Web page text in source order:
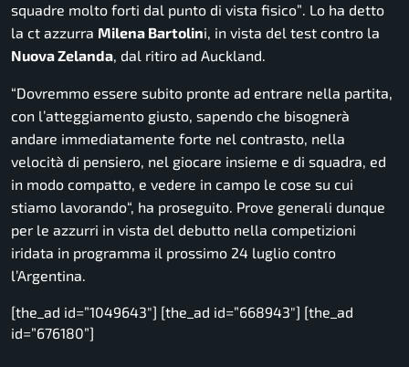
squadre molto forti dal punto di vista fisico”. Lo ha detto
la ct azzurra Milena Bartolini, in vista del test contro la
Nuova Zelanda, dal ritiro ad Auckland.
“Dovremmo essere subito pronte ad entrare nella partita,
con l’atteggiamento giusto, sapendo che bisognerà
andare immediatamente forte nel contrasto, nella
velocità di pensiero, nel giocare insieme e di squadra, ed
in modo compatto, e vedere in campo le cose su cui
stiamo lavorando“, ha proseguito. Prove generali dunque
per le azzurri in vista del debutto nella competizioni
iridata in programma il prossimo 24 luglio contro
l’Argentina.
[the_ad id=”1049643″] [the_ad id=”668943″] [the_ad
id=”676180”]